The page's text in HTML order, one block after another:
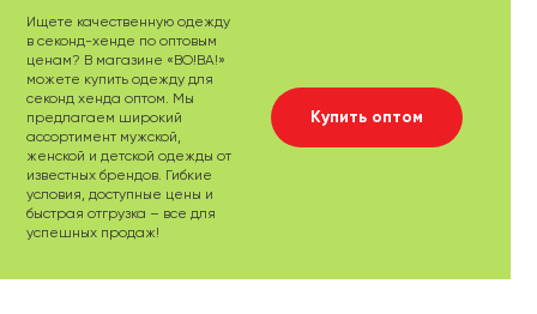
Ищете качественную одежду
в секонд-хенде по оптовым
ценам? В магазине «ВО!ВА!»
можете купить одежду для
секонд хенда оптом. Мы
предлагаем широкий
ассортимент мужской,
женской и детской одежды от
известных брендов. Гибкие
условия, доступные цены и
быстрая отгрузка – все для
успешных продаж!
Купить оптом